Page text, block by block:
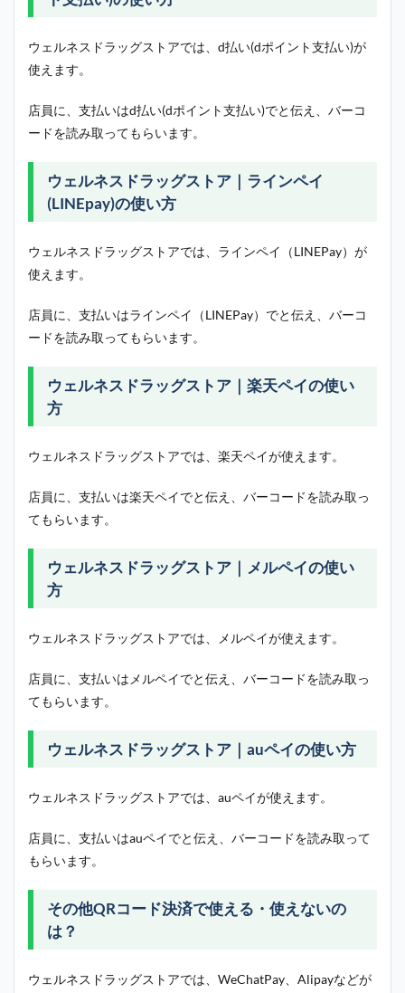
ウェルネスドラッグストアでは、d払い(dポイント支払い)が
使えます。
店員に、支払いはd払い(dポイント支払い)でと伝え、バーコ
ードを読み取ってもらいます。
ウェルネスドラッグストア｜ラインペイ
(LINEpay)の使い方
ウェルネスドラッグストアでは、ラインペイ（LINEPay）が
使えます。
店員に、支払いはラインペイ（LINEPay）でと伝え、バーコ
ードを読み取ってもらいます。
ウェルネスドラッグストア｜楽天ペイの使い
方
ウェルネスドラッグストアでは、楽天ペイが使えます。
店員に、支払いは楽天ペイでと伝え、バーコードを読み取っ
てもらいます。
ウェルネスドラッグストア｜メルペイの使い
方
ウェルネスドラッグストアでは、メルペイが使えます。
店員に、支払いはメルペイでと伝え、バーコードを読み取っ
てもらいます。
ウェルネスドラッグストア｜auペイの使い方
ウェルネスドラッグストアでは、auペイが使えます。
店員に、支払いはauペイでと伝え、バーコードを読み取って
もらいます。
その他QRコード決済で使える・使えないの
は？
ウェルネスドラッグストアでは、WeChatPay、Alipayなどが